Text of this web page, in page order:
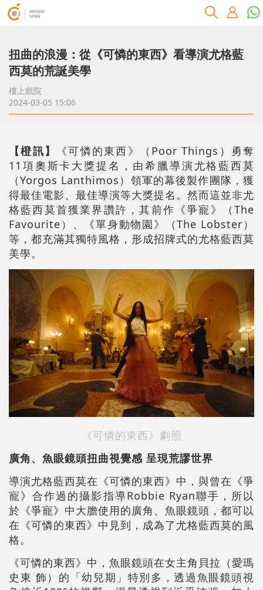
扭曲的浪漫：從《可憐的東西》看導演尤格藍
西莫的荒誕美學
樓上戲院
2024-03-05 15:06
【橙訊】
《可憐的東西》（Poor Things）勇奪
11項奧斯卡大獎提名，由希臘導演尤格藍西莫
（Yorgos Lanthimos）領軍的幕後製作團隊，獲
得最佳電影、最佳導演等大獎提名。然而這並非尤
格藍西莫首獲業界讚許，其前作《爭寵》（The
Favourite）、《單身動物園》（The Lobster）
等，都充滿其獨特風格，形成招牌式的尤格藍西莫
美學。
《可憐的東西》劇照
廣角、魚眼鏡頭扭曲視覺感 呈現荒謬世界
導演尤格藍西莫在《可憐的東西》中，與曾在《爭
寵》合作過的攝影指導Robbie Ryan聯手，所以
於《爭寵》中大膽使用的廣角、魚眼鏡頭，都可以
在《可憐的東西》中見到，成為了尤格藍西莫的風
格。
《可憐的東西》中，魚眼鏡頭在女主角貝拉（愛瑪
史東 飾）的「幼兒期」特別多，透過魚眼鏡頭視